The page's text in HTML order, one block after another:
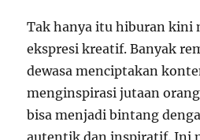
Tak hanya itu hiburan kini
ekspresi kreatif. Banyak
dewasa menciptakan
menginspirasi jutaan
bisa menjadi bintang
autentik dan inspiratif. Ini